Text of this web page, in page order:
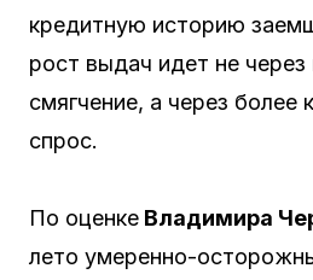
кредитную историю
рост выдач идет не
смягчение, а через более
спрос.
По оценке Владимира
лето умеренно-